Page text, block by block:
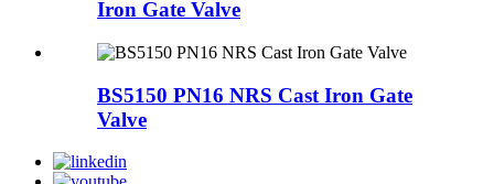
Iron Gate Valve
BS5150 PN16 NRS Cast Iron Gate
Valve